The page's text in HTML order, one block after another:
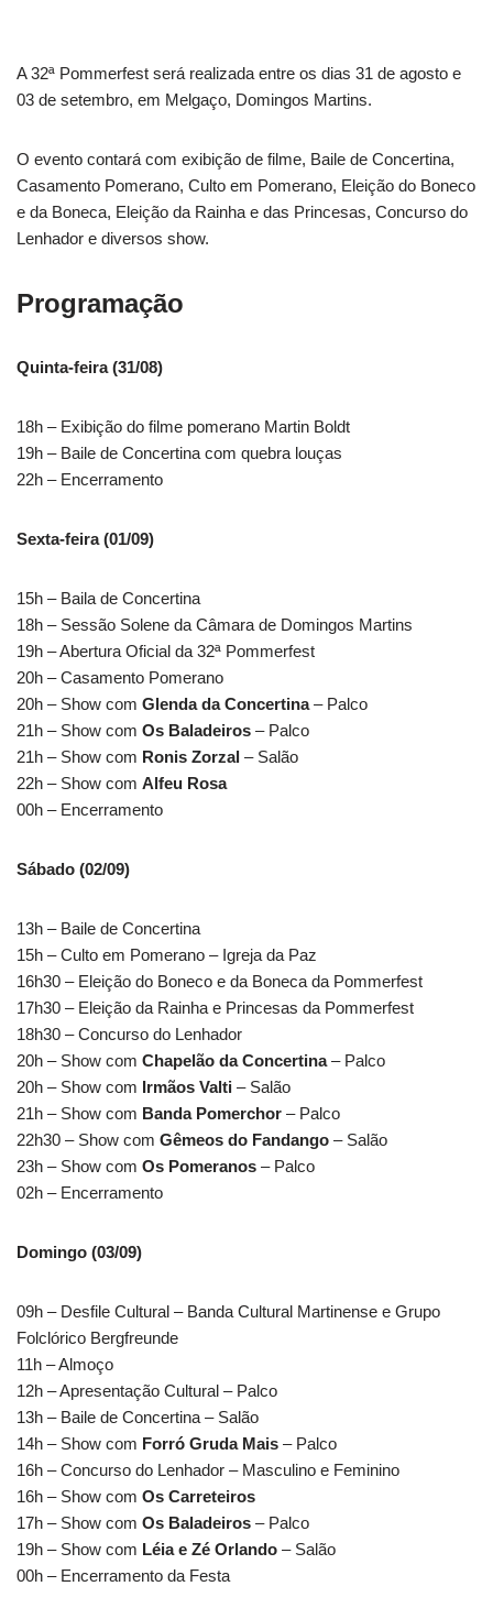
A 32ª Pommerfest será realizada entre os dias 31 de agosto e
03 de setembro, em Melgaço, Domingos Martins.
O evento contará com exibição de filme, Baile de Concertina,
Casamento Pomerano, Culto em Pomerano, Eleição do Boneco
e da Boneca, Eleição da Rainha e das Princesas, Concurso do
Lenhador e diversos show.
Programação
Quinta-feira (31/08)
18h – Exibição do filme pomerano Martin Boldt
19h – Baile de Concertina com quebra louças
22h – Encerramento
Sexta-feira (01/09)
15h – Baila de Concertina
18h – Sessão Solene da Câmara de Domingos Martins
19h – Abertura Oficial da 32ª Pommerfest
20h – Casamento Pomerano
20h – Show com Glenda da Concertina– Palco
21h – Show com Os Baladeiros – Palco
21h – Show com Ronis Zorzal – Salão
22h – Show com Alfeu Rosa
00h – Encerramento
Sábado (02/09)
13h – Baile de Concertina
15h – Culto em Pomerano – Igreja da Paz
16h30 – Eleição do Boneco e da Boneca da Pommerfest
17h30 – Eleição da Rainha e Princesas da Pommerfest
18h30 – Concurso do Lenhador
20h – Show com Chapelão da Concertina– Palco
20h – Show com Irmãos Valti – Salão
21h – Show com Banda Pomerchor – Palco
22h30 – Show com Gêmeos do Fandango – Salão
23h – Show com Os Pomeranos – Palco
02h – Encerramento
Domingo (03/09)
09h – Desfile Cultural – Banda Cultural Martinense e Grupo
Folclórico Bergfreunde
11h – Almoço
12h – Apresentação Cultural – Palco
13h – Baile de Concertina – Salão
14h – Show com Forró Gruda Mais – Palco
16h – Concurso do Lenhador – Masculino e Feminino
16h – Show com Os Carreteiros
17h – Show com Os Baladeiros – Palco
19h – Show com Léia e Zé Orlando – Salão
00h – Encerramento da Festa